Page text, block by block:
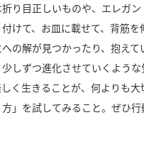
り目正しいものや、エレガ
けて、お皿に載せて、背筋
の解が見つかったり、抱え
しずつ進化させていくよう
く生きることが、何よりも
方」を試してみること。ぜひ行